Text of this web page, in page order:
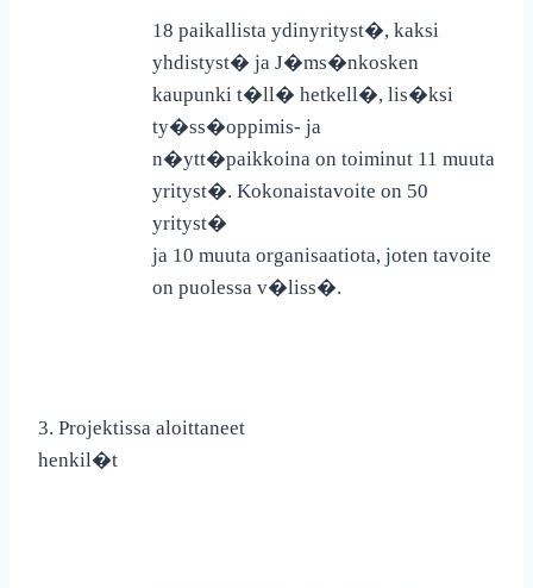
18 paikallista ydinyrityst�, kaksi
yhdistyst� ja J�ms�nkosken
kaupunki t�ll� hetkell�, lis�ksi
ty�ss�oppimis- ja
n�ytt�paikkoina on toiminut 11 muuta
yrityst�. Kokonaistavoite on 50
yrityst�
ja 10 muuta organisaatiota, joten tavoite
on puolessa v�liss�.
3. Projektissa aloittaneet
henkil�t